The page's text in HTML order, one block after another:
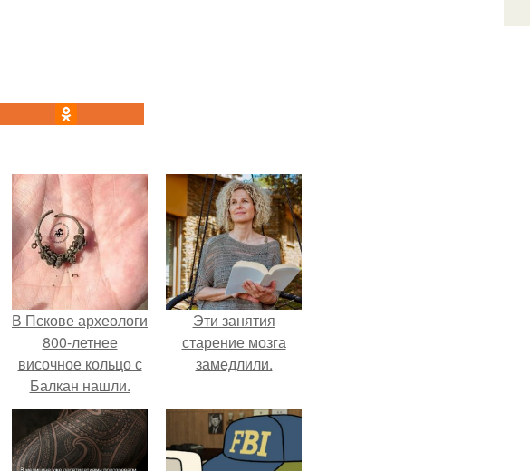
В Пскове археологи
800-летнее
височное кольцо с
Балкан нашли.
Эти занятия
старение мозга
замедлили.